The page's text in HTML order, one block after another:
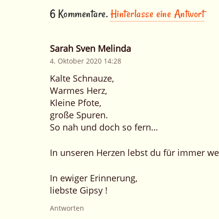
6 Kommentare. Hinterlasse eine Antwort
Sarah Sven Melinda
4. Oktober 2020 14:28
Kalte Schnauze,
Warmes Herz,
Kleine Pfote,
große Spuren.
So nah und doch so fern…
In unseren Herzen lebst du für immer
In ewiger Erinnerung,
liebste Gipsy !
Antworten